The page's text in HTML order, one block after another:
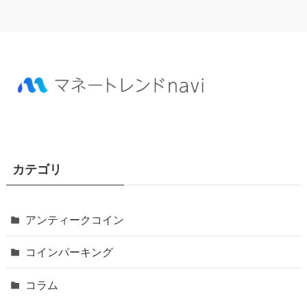
カテゴリ
アンティークコイン
コインパーキング
コラム